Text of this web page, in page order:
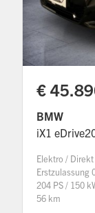
€
BMW
iX1
Elektro /
Erstzulassung
204 PS / 150
56 km